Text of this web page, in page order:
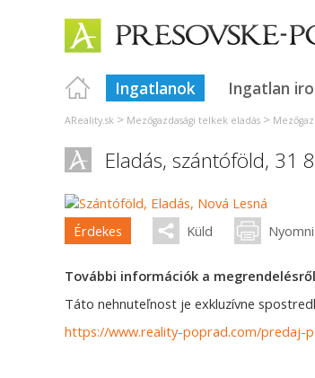
Ingatlanok Ingatlan
AReality.sk > Mezőgazdasági telkek eladás >
Eladás, szántóföld, 31
Érdekes Küld Nyomni
További információk a megrendelésről
Táto nehnuteľnost je exkluzívne